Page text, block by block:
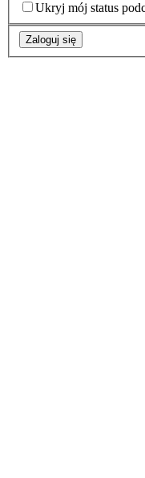
Ukryj mój status